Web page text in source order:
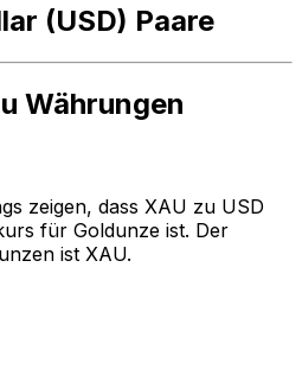
(USD) Paare
Währungen
zeigen, dass XAU zu USD
für Goldunze ist. Der
ist XAU.